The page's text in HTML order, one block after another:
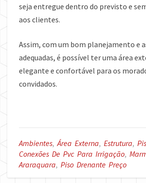
seja entregue dentro do previsto e
aos clientes.
Assim, com um bom planejamento e
adequadas, é possível ter uma área
elegante e confortável para os
convidados.
Ambientes,Área Externa, Estrutura,
Conexões De Pvc Para Irrigação,
Araraquara, Piso Drenante Preço